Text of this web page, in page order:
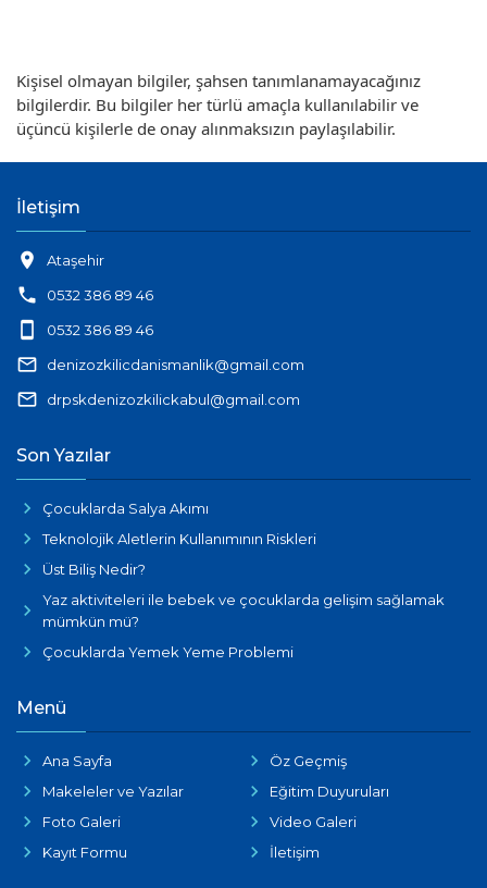
Kişisel olmayan bilgiler, şahsen tanımlanamayacağınız
bilgilerdir. Bu bilgiler her türlü amaçla kullanılabilir ve
üçüncü kişilerle de onay alınmaksızın paylaşılabilir.
İletişim
location_on Ataşehir
phone 0532 386 89 46
smartphone 0532 386 89 46
mail_outline denizozkilicdanismanlik@gmail.com
mail_outline drpskdenizozkilickabul@gmail.com
Son Yazılar
Çocuklarda Salya Akımı
Teknolojik Aletlerin Kullanımının Riskleri
Üst Biliş Nedir?
Yaz aktiviteleri ile bebek ve çocuklarda gelişim sağlamak
mümkün mü?
Çocuklarda Yemek Yeme Problemi
Menü
Ana Sayfa
Öz Geçmiş
Makeleler ve Yazılar
Eğitim Duyuruları
Foto Galeri
Video Galeri
Kayıt Formu
İletişim